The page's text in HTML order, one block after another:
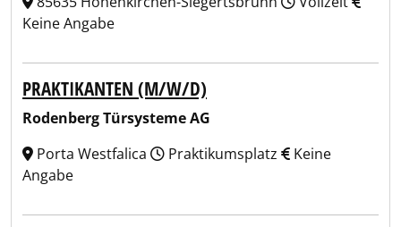
Keine Angabe
PRAKTIKANTEN (M/W/D)
Rodenberg Türsysteme AG
Porta Westfalica
Praktikumsplatz
Keine
Angabe